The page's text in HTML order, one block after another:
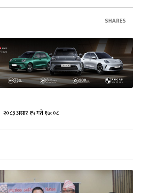
SHARES
२०८३ असार १५ गते १७:०८